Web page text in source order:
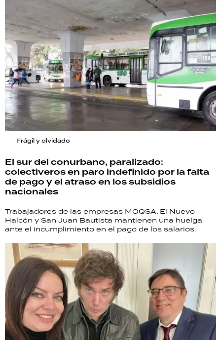
Frágil y olvidado
El sur del conurbano, paralizado:
colectiveros en paro indefinido por la falta
de pago y el atraso en los subsidios
nacionales
Trabajadores de las empresas MOQSA, El Nuevo
Halcón y San Juan Bautista mantienen una huelga
ante el incumplimiento en el pago de los salarios.